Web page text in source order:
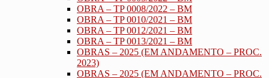
OBRA – TP 0008/2022 – BM
OBRA – TP 0010/2021 – BM
OBRA – TP 0012/2021 – BM
OBRA – TP 0013/2021 – BM
OBRAS – 2025 (EM ANDAMENTO – PROC.
2023)
OBRAS – 2025 (EM ANDAMENTO – PROC.